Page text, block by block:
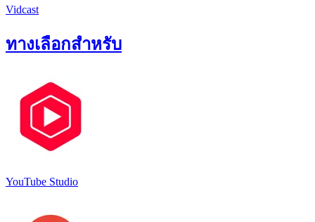
Vidcast
ทางเลือกสำหรับ
YouTube Studio